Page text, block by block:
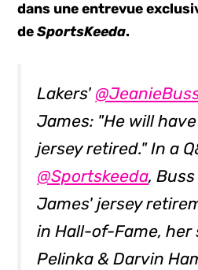
dans une entrevue
deSportsKeeda.
Lakers'
James: "He will
jersey retired." In a
@Sportskeeda,
James' jersey
in Hall-of-Fame, her
Pelinka & Darvin